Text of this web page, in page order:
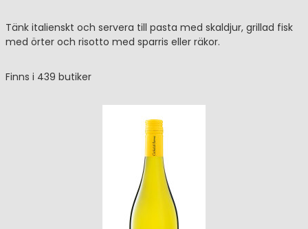
Tänk italienskt och servera till pasta med skaldjur, grillad fisk
med örter och risotto med sparris eller räkor.
Finns i 439 butiker